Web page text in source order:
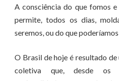
A consciência do que fomos
permite, todos os dias,
seremos, ou do que
O Brasil de hoje é resultado
coletiva que, desde os